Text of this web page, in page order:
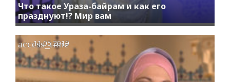
Что такое Ураза-байрам и как его
празднуют!? Мир вам
access_time
11.05.2019